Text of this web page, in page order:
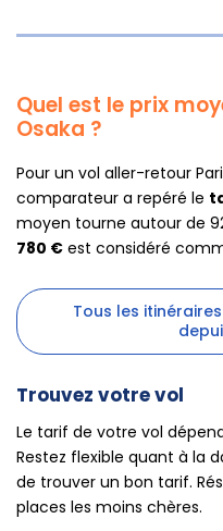
Quel est le prix
Osaka ?
Pour un vol aller-retour
comparateur a repéré le
moyen tourne autour de
780 € est considéré
Tous les
Trouvez votre vol
Le tarif de votre vol
Restez flexible quant à la
de trouver un bon tarif.
places les moins chères.